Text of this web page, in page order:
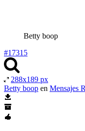
Betty boop
#17315
288x189 px
Betty boop en Mensajes